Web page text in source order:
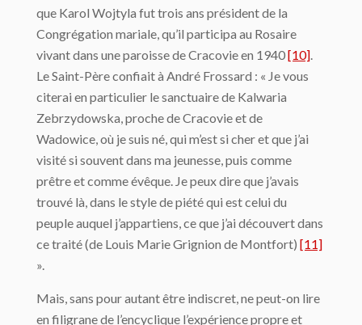
que Karol Wojtyla fut trois ans président de la
Congrégation mariale, qu’il participa au Rosaire
vivant dans une paroisse de Cracovie en 1940[10].
Le Saint-Père confiait à André Frossard : « Je vous
citerai en particulier le sanctuaire de Kalwaria
Zebrzydowska, proche de Cracovie et de
Wadowice, où je suis né, qui m’est si cher et que j’ai
visité si souvent dans ma jeunesse, puis comme
prêtre et comme évêque. Je peux dire que j’avais
trouvé là, dans le style de piété qui est celui du
peuple auquel j’appartiens, ce que j’ai découvert dans
ce traité (de Louis Marie Grignion de Montfort) [11]
».
Mais, sans pour autant être indiscret, ne peut-on lire
en filigrane de l’encyclique l’expérience propre et